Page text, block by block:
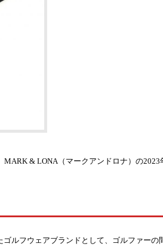
& LONA（マークアンドロナ）の2023
ルフウェアブランドとして、ゴルファー